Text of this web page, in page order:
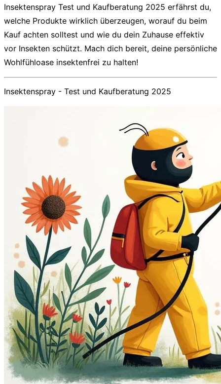
Insektenspray Test und Kaufberatung 2025 erfährst du,
welche Produkte wirklich überzeugen, worauf du beim
Kauf achten solltest und wie du dein Zuhause effektiv
vor Insekten schützt. Mach dich bereit, deine persönliche
Wohlfühloase insektenfrei zu halten!
Insektenspray - Test und Kaufberatung 2025